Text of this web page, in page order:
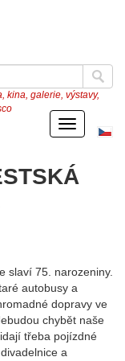
kina, galerie, výstavy,
Menu
slaví 75. narozeniny.
autobusy a
dopravy ve
chybět naše
třeba pojízdné
a